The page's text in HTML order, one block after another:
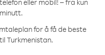
eller mobil! – fra kun
for å få de beste
Turkmenistan.